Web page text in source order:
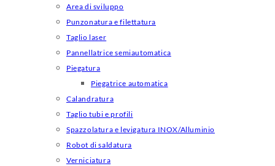
Area di sviluppo
Punzonatura e filettatura
Taglio laser
Pannellatrice semiautomatica
Piegatura
Piegatrice automatica
Calandratura
Taglio tubi e profili
Spazzolatura e levigatura INOX/Alluminio
Robot di saldatura
Verniciatura